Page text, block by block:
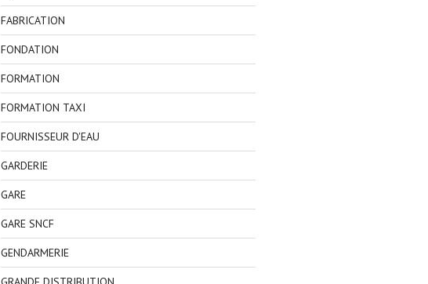
FABRICATION
FONDATION
FORMATION
FORMATION TAXI
FOURNISSEUR D'EAU
GARDERIE
GARE
GARE SNCF
GENDARMERIE